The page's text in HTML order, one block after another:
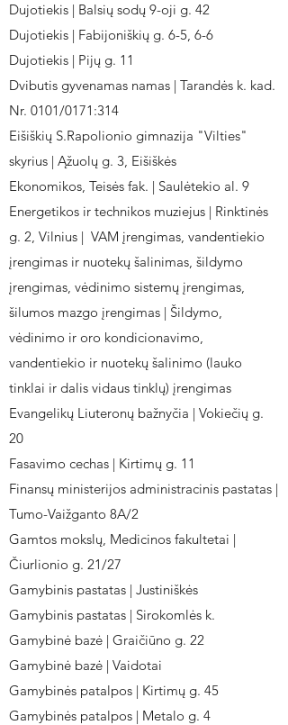
Dujotiekis | Balsių sodų 9-oji g. 42
Dujotiekis | Fabijoniškių g. 6-5, 6-6
Dujotiekis | Pijų g. 11
Dvibutis gyvenamas namas | Tarandės k. kad.
Nr. 0101/0171:314
Eišiškių S.Rapolionio gimnazija "Vilties"
skyrius | Ąžuolų g. 3, Eišiškės
Ekonomikos, Teisės fak. | Saulėtekio al. 9
Energetikos ir technikos muziejus | Rinktinės
g. 2, Vilnius | VAM įrengimas, vandentiekio
įrengimas ir nuotekų šalinimas, šildymo
įrengimas, vėdinimo sistemų įrengimas,
šilumos mazgo įrengimas | Šildymo,
vėdinimo ir oro kondicionavimo,
vandentiekio ir nuotekų šalinimo (lauko
tinklai ir dalis vidaus tinklų) įrengimas
Evangelikų Liuteronų bažnyčia | Vokiečių g.
20
Fasavimo cechas | Kirtimų g. 11
Finansų ministerijos administracinis pastatas |
Tumo-Vaižganto 8A/2
Gamtos mokslų, Medicinos fakultetai |
Čiurlionio g. 21/27
Gamybinis pastatas | Justiniškės
Gamybinis pastatas | Sirokomlės k.
Gamybinė bazė | Graičiūno g. 22
Gamybinė bazė | Vaidotai
Gamybinės patalpos | Kirtimų g. 45
Gamybinės patalpos | Metalo g. 4